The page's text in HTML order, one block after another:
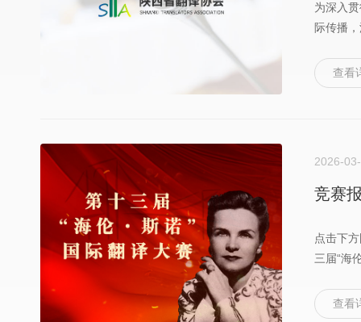
为深入
际传播
查看
2026-
竞赛
点击下
三届“海
查看